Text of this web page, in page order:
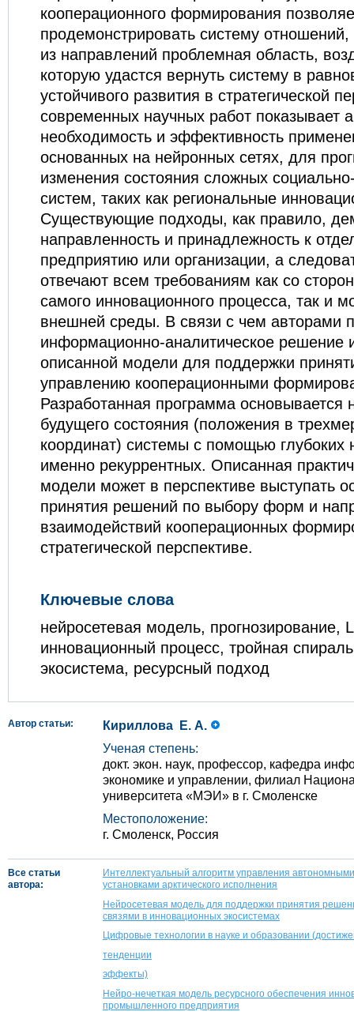
кооперационного формирования
продемонстрировать систему
из направлений проблемная область,
которую удастся вернуть систему в
устойчивого развития в стратегической
современных научных работ показывает
необходимость и эффективность
основанных на нейронных сетях, для
изменения состояния сложных
систем, таких как региональные
Существующие подходы, как правило,
направленность и принадлежность к
предприятию или организации, а
отвечают всем требованиям как со
самого инновационного процесса, так и
внешней среды. В связи с чем авторами
информационно-аналитическое решение
описанной модели для поддержки
управлению кооперационными
Разработанная программа основывается
будущего состояния (положения в
координат) системы с помощью глубоких
именно рекуррентных. Описанная
модели может в перспективе выступать
принятия решений по выбору форм и
взаимодействий кооперационных
стратегической перспективе.
Ключевые слова
нейросетевая модель, прогнозирование,
инновационный процесс, тройная
экосистема, ресурсный подход
Автор статьи:
Кириллова Е. А.
Ученая степень:
докт. экон. наук, профессор, кафедра
экономике и управлении, филиал
университета «МЭИ» в г. Смоленске
Местоположение:
г. Смоленск, Россия
Все статьи
автора:
Интеллектуальный алгоритм управления
установками арктического исполнения
Нейросетевая модель для поддержки принятия
связями в инновационных экосистемах
Цифровые технологии в науке и образовании
тенденции
эффекты)
Нейро-нечеткая модель ресурсного обеспечения
промышленного предприятия